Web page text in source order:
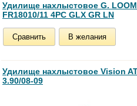
Удилище нахлыстовое G.
FR18010/11 4PC GLX GR LN
Сравнить В желания
Удилище нахлыстовое Vision
3.90/08-09